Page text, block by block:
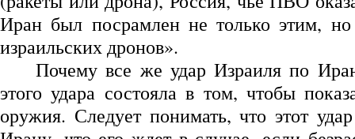
Иран был посрамлен не только этим,
израильских дронов».
Почему все же удар Израиля по
этого удара состояла в том, чтобы
оружия. Следует понимать, что этот